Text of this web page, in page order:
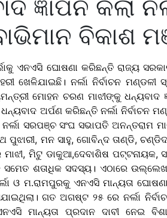
ଜ୍ଞାପନ କଲା
ବିକାଶ
ଏନଏସି ଘୋଷଣା କରିଛନ୍ତି ରାଜ୍ୟ
ଖେଳିଯାଇଛି। ନର୍ଲା ନିର୍ବାଚନ ମଣ୍ଡଳୀ
ମୋହନ ଚରଣ ମାଝୀଙ୍କୁ ଧନ୍ୟବାଦ
ଅର୍ପଣ କରିଛନ୍ତି ନର୍ଲା ନିର୍ବାଚନ
ସରପଞ୍ଚ ସଂଘ ସଭାପତି ଅନନ୍ତରାମ
ମନ ସାହୁ, ଗୋବିନ୍ଦ ତାଣ୍ଡି,
ମାଝୀ, ମିଟୁ ଡାକୁଆ,ଦେବାଶିଷ ପଟ୍ଟନାୟକ,
ଶତାଧିକ ସଦସ୍ୟ। ଏଠାରେ
ଓ ମ.ରାମପୁରକୁ ଏନଏସି ମାନ୍ୟତା ଘୋଷଣା
ଗତ ଅଗଷ୍ଟ ୨୫ ରେ ନର୍ଲା
ମାନ୍ୟତା ପ୍ରଦାନ ଦାବୀ ନେଇ